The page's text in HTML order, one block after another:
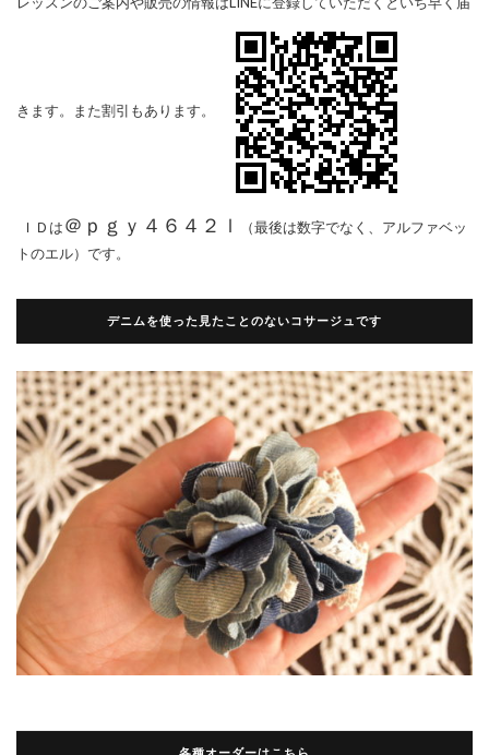
きます。また割引もあります。
ＩＤは ＠ｐｇｙ４６４２ｌ
（最後は数字でなく、アルファベッ
トのエル）です。
デニムを使った見たことのないコサージュです